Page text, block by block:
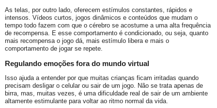
As telas, por outro lado, oferecem estímulos constantes, rápidos e
intensos. Vídeos curtos, jogos dinâmicos e conteúdos que mudam o
tempo todo fazem com que o cérebro se acostume a uma alta frequência
de recompensa. E esse comportamento é condicionado, ou seja, quanto
mais recompensa o jogo dá, mais estímulo libera e mais o
comportamento de jogar se repete.
Regulando emoções fora do mundo virtual
Isso ajuda a entender por que muitas crianças ficam irritadas quando
precisam desligar o celular ou sair de um jogo. Não se trata apenas de
birra, mas, muitas vezes, é uma dificuldade real de sair de um ambiente
altamente estimulante para voltar ao ritmo normal da vida.